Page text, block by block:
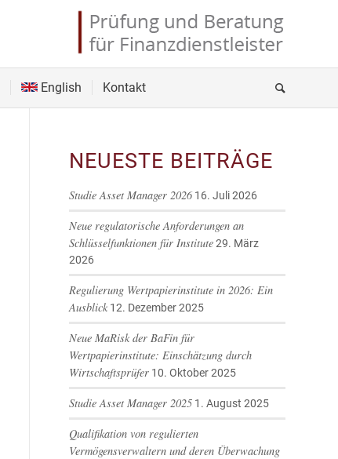
English Kontakt
NEUESTE BEITRÄGE
Studie Asset Manager 2026 16. Juli 2026
Neue regulatorische Anforderungen an
Schlüsselfunktionen für Institute29. März
2026
Regulierung Wertpapierinstitute in 2026: Ein
Ausblick 12. Dezember 2025
Neue MaRisk der BaFin für
Wertpapierinstitute: Einschätzung durch
Wirtschaftsprüfer 10. Oktober 2025
Studie Asset Manager 2025 1. August 2025
Qualifikation von regulierten
Vermögensverwaltern und deren Überwachung